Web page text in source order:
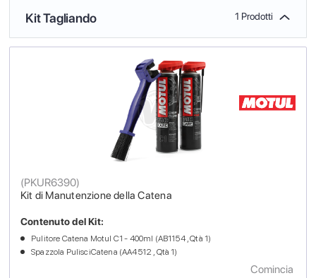
Kit Tagliando 1 Prodotti
Kit di Manutenzione della Catena
(PKUR6390)
Contenuto del Kit:
Pulitore Catena Motul C1 - 400ml (AB1154 , Qtà 1)
Spazzola PulisciCatena (AA4512 , Qtà 1)
Comincia